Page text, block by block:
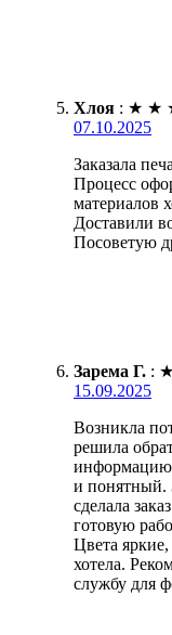
Хлоя : ★ ★
07.10.2025
Заказала
Процесс
материалов
Доставили
Посоветую
Зарема Г. : ★
15.09.2025
Возникла
решила
информацию
и понятный.
сделала
готовую
Цвета
хотела.
службу для